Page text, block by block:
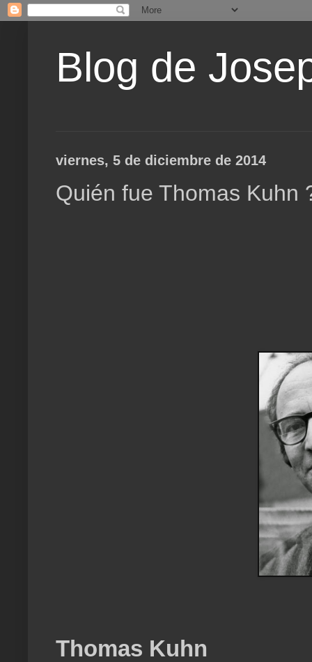
Blog de
viernes, 5 de diciembre de 2014
Quién fue Thomas Kuhn
Thomas Kuhn